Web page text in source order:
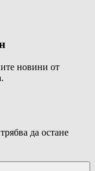
новини от
да остане